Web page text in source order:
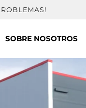
SOBRE NOSOTROS